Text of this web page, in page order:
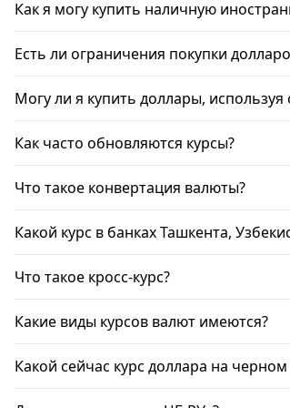
Как я могу купить наличную
Есть ли ограничения покупки
Могу ли я купить доллары,
Как часто обновляются курсы?
Что такое конвертация валюты?
Какой курс в банках Ташкента,
Что такое кросс-курс?
Какие виды курсов валют имеются?
Какой сейчас курс доллара на